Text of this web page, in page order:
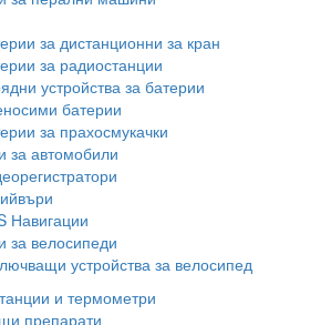
за дистанционни за кран
за радиостанции
устройства за батерии
батерии
за прахосмукачки
за автомобили
Навигации
за велосипеди
устройства за велосипед
и термометри
препарати